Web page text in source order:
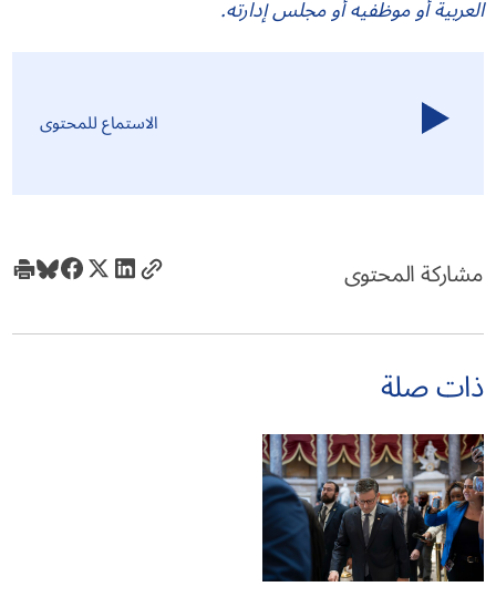
العربية أو موظفيه أو مجلس إدارته.
الاستماع للمحتوى
مشاركة المحتوى
ذات صلة